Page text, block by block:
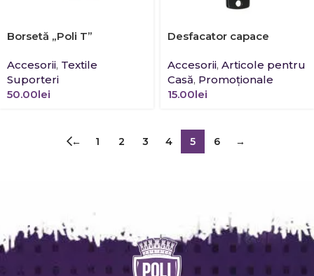
Borsetă „Poli T”
Accesorii, Textile
Suporteri
50.00lei
Desfacator capace
Accesorii, Articole pentru
Casă, Promoţionale
15.00lei
← 1 2 3 4 5 6 →